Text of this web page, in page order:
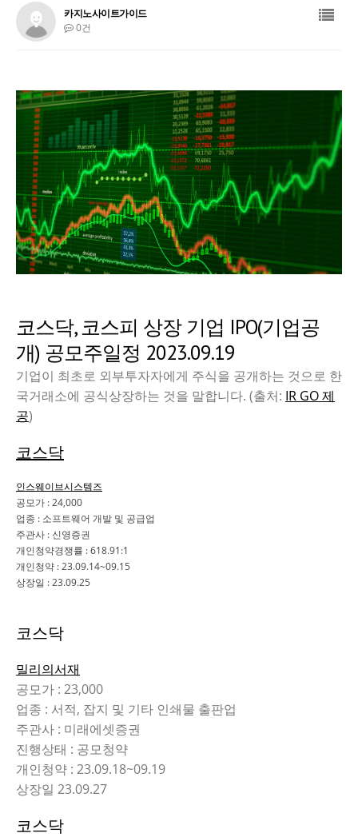
카지노사이트가이드
0건
코스닥, 코스피 상장 기업 IPO(기업공
개) 공모주일정 2023.09.19
기업이 최초로 외부투자자에게 주식을 공개하는 것으로 한
국거래소에 공식상장하는 것을 말합니다. (출처: IR GO 제
공)
코스닥
인스웨이브시스템즈
공모가 : 24,000
업종 : 소프트웨어 개발 및 공급업
주관사 : 신영증권
개인청약경쟁률 : 618.91:1
개인청약 : 23.09.14~09.15
상장일 : 23.09.25
코스닥
밀리의서재
공모가 : 23,000
업종 : 서적, 잡지 및 기타 인쇄물 출판업
주관사 : 미래에셋증권
진행상태 : 공모청약
개인청약 : 23.09.18~09.19
상장일 23.09.27
코스닥